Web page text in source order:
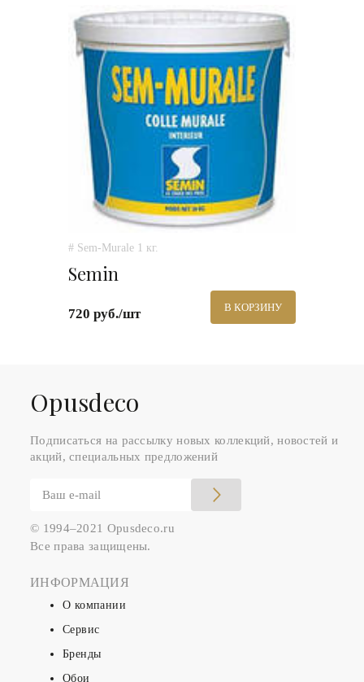
# Sem-Murale 1 кг.
Semin
720 руб./шт В КОРЗИНУ
Оpusdeco
Подписаться на рассылку новых коллекций, новостей и
акций, специальных предложений
© 1994–2021 Opusdeco.ru
Все права защищены.
ИНФОРМАЦИЯ
О компании
Сервис
Бренды
Обои